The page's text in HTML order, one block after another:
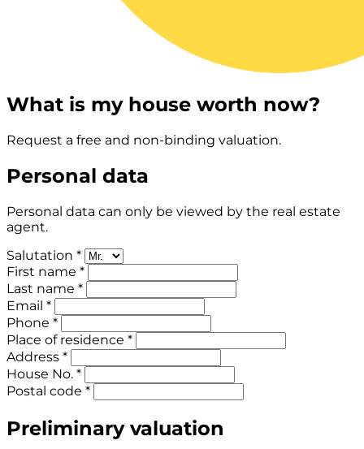
What is my house worth now?
Request a free and non-binding valuation.
Personal data
Personal data can only be viewed by the real estate
agent.
Salutation *
First name *
Last name *
Email *
Phone *
Place of residence *
Address *
House No. *
Postal code *
Preliminary valuation